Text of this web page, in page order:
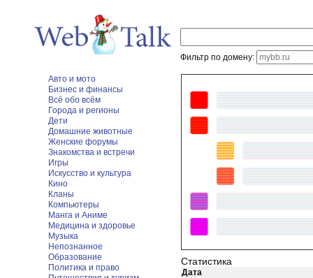
Фильтр по домену:
Авто и мото
Бизнес и финансы
Всё обо всём
Города и регионы
Дети
Домашние животные
Женские форумы
Знакомства и встречи
Игры
Искусство и культура
Кино
Кланы
Компьютеры
Манга и Аниме
Медицина и здоровье
Музыка
Непознанное
Образование
Политика и право
Статистика
Дата